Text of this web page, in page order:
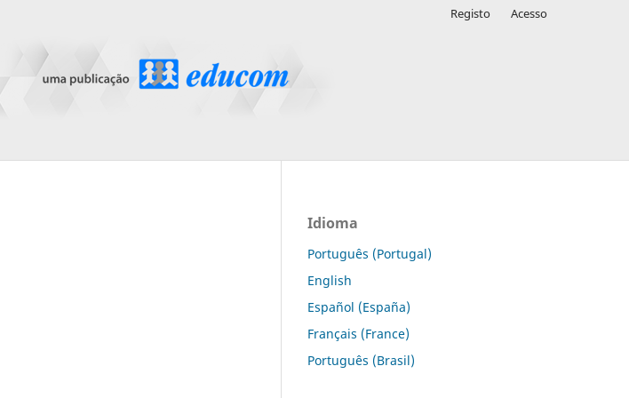
Registo Acesso
Idioma
Português (Portugal)
English
Español (España)
Français (France)
Português (Brasil)